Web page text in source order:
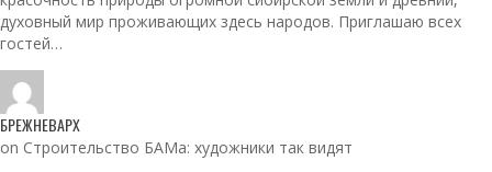
духовный мир проживающих здесь народов. Приглашаю всех
гостей…
БРЕЖНЕВАРХ
on Строительство БАМа: художники так видят